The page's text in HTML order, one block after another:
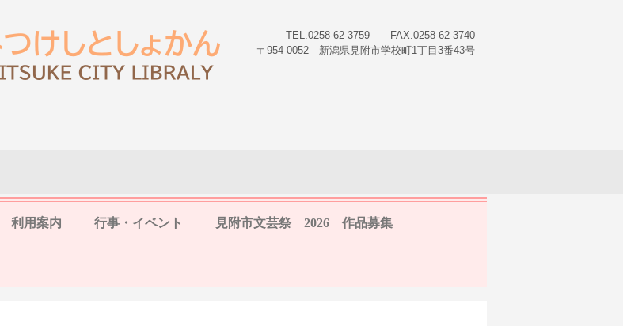
TEL.0258-62-3759 FAX.0258-62-3740
〒954-0052 新潟県見附市学校町1丁目3番43号
利用案内 行事・イベント 見附市文芸祭 2026 作品募集